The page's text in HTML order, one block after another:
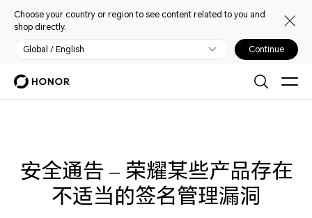
Choose your country or region to see content related to you and
shop directly.
Global / English Continue
安全通告 – 荣耀某些产品存在
不适当的签名管理漏洞